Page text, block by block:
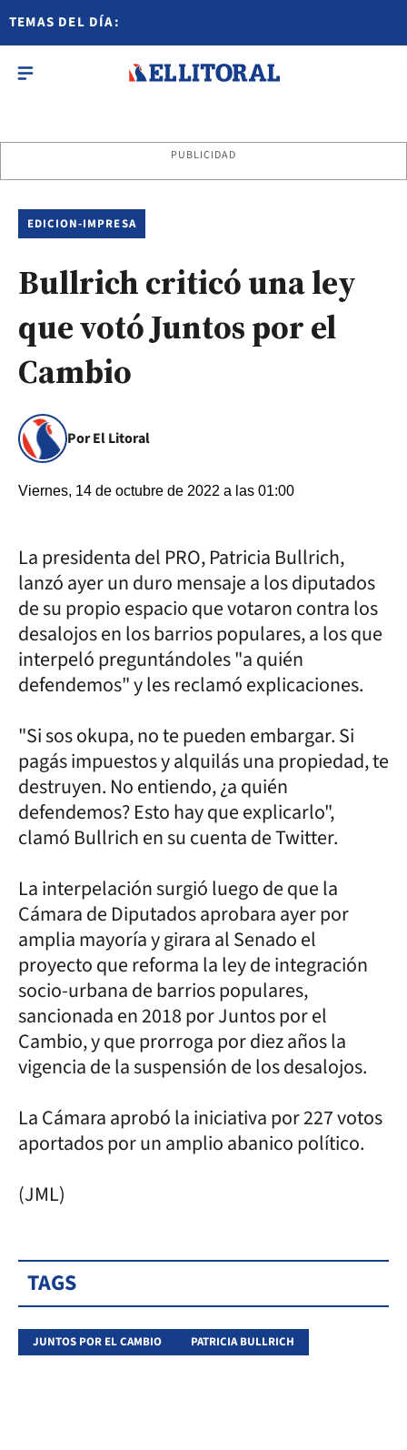
TEMAS DEL DÍA:
PUBLICIDAD
EDICION-IMPRESA
Bullrich criticó una ley
que votó Juntos por el
Cambio
Por El Litoral
Viernes, 14 de octubre de 2022 a las 01:00
La presidenta del PRO, Patricia Bullrich,
lanzó ayer un duro mensaje a los diputados
de su propio espacio que votaron contra los
desalojos en los barrios populares, a los que
interpeló preguntándoles "a quién
defendemos" y les reclamó explicaciones.
"Si sos okupa, no te pueden embargar. Si
pagás impuestos y alquilás una propiedad, te
destruyen. No entiendo, ¿a quién
defendemos? Esto hay que explicarlo",
clamó Bullrich en su cuenta de Twitter.
La interpelación surgió luego de que la
Cámara de Diputados aprobara ayer por
amplia mayoría y girara al Senado el
proyecto que reforma la ley de integración
socio-urbana de barrios populares,
sancionada en 2018 por Juntos por el
Cambio, y que prorroga por diez años la
vigencia de la suspensión de los desalojos.
La Cámara aprobó la iniciativa por 227 votos
aportados por un amplio abanico político.
(JML)
TAGS
JUNTOS POR EL CAMBIO PATRICIA BULLRICH